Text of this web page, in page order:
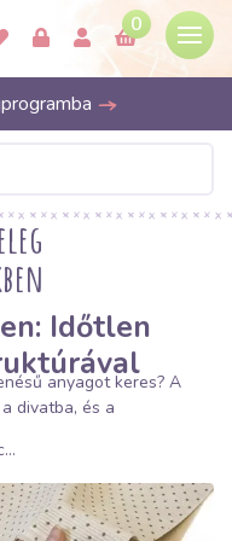
0
Időtlen
anyagot keres? A
divatba, és a
hőtartó képességéről
ruhatárhoz.
a